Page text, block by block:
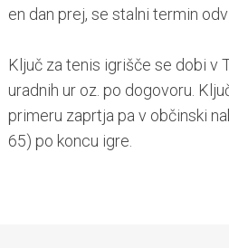
en dan prej, se stalni termin
Ključ za tenis igrišče se dobi v
uradnih ur oz. po dogovoru.
primeru zaprtja pa v občinski
65) po koncu igre.